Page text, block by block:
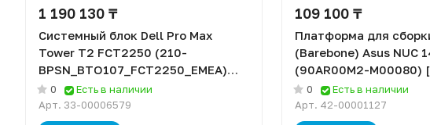
1 190 130 ₸
Системный блок Dell Pro Max
Tower T2 FCT2250 (210-
BPSN_BTO107_FCT2250_EMEA)
[Core Ultra 7 265, 32 ГБ ОЗУ, 1 ТБ
SSD, RTX A1000, Windows 11 Pro]
0
Есть в наличии
Арт. 33-00006579
109 100 ₸
Платформа для
(Barebone) Asus NUC
(90AR00M2-M00080)
нет ОЗУ, DOS]
0
Есть в наличии
Арт. 42-00001127